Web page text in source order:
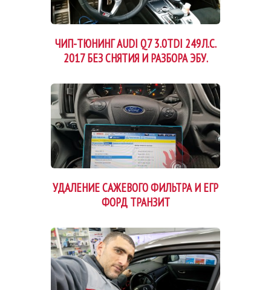
ЧИП-ТЮНИНГ AUDI Q7 3.0TDI 249Л.С.
2017 БЕЗ СНЯТИЯ И РАЗБОРА ЭБУ.
УДАЛЕНИЕ САЖЕВОГО ФИЛЬТРА И ЕГР
ФОРД ТРАНЗИТ